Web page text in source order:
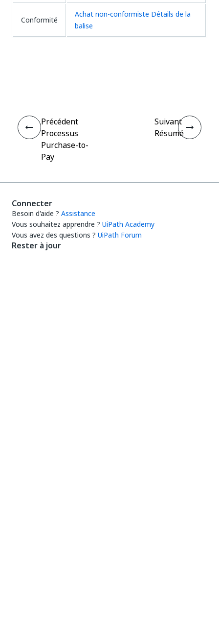
Conformité
Achat non-conformiste Détails de la
balise
Précédent
Processus
Purchase-to-
Pay
Suivant
Résumé
Connecter
Besoin d'aide ? Assistance
Vous souhaitez apprendre ? UiPath Academy
Vous avez des questions ? UiPath Forum
Rester à jour